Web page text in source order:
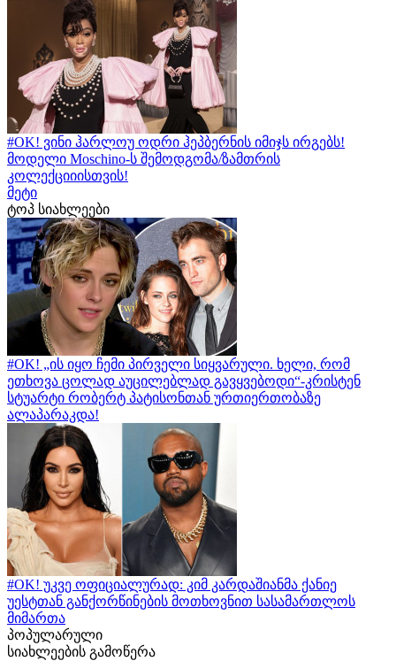
#OK! ვინი ჰარლოუ ოდრი ჰეპბერნის იმიჯს ირგებს!
მოდელი Moschino-ს შემოდგომა/ზამთრის
კოლექციიისთვის!
მეტი
ტოპ სიახლეები
#OK! „ის იყო ჩემი პირველი სიყვარული. ხელი, რომ
ეთხოვა ცოლად აუცილებლად გავყვებოდი“-კრისტენ
სტუარტი რობერტ პატისონთან ურთიერთობაზე
ალაპარაკდა!
#OK! უკვე ოფიციალურად: კიმ კარდაშიანმა ქანიე
უესტთან განქორწინების მოთხოვნით სასამართლოს
მიმართა
პოპულარული
სიახლეების გამოწერა